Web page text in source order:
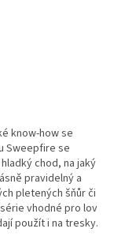
know-how se
Sweepfire se
chod, na jaký
pravidelný a
pletených šňůr či
vhodné pro lov
použít i na tresky.